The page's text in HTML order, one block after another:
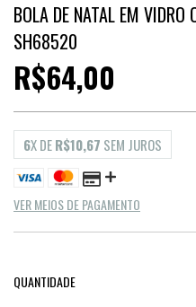
BOLA DE NATAL EM VIDRO
SH68520
R$64,00
6X DER$10,67 SEM JUROS
VER MEIOS DE PAGAMENTO
QUANTIDADE